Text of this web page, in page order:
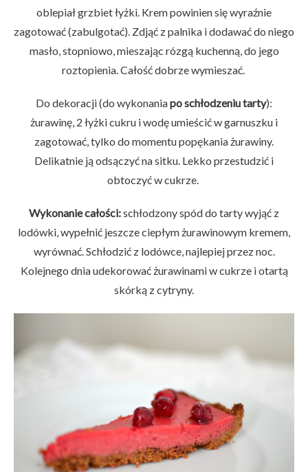
oblepiał grzbiet łyżki. Krem powinien się wyraźnie
zagotować (zabulgotać). Zdjąć z palnika i dodawać do niego
masło, stopniowo, mieszając rózgą kuchenną, do jego
roztopienia. Całość dobrze wymieszać.
Do dekoracji (do wykonaniapo schłodzeniu tarty):
żurawinę, 2 łyżki cukru i wodę umieścić w garnuszku i
zagotować, tylko do momentu popękania żurawiny.
Delikatnie ją odsączyć na sitku. Lekko przestudzić i
obtoczyć w cukrze.
Wykonanie całości:schłodzony spód do tarty wyjąć z
lodówki, wypełnić jeszcze ciepłym żurawinowym kremem,
wyrównać. Schłodzić z lodówce, najlepiej przez noc.
Kolejnego dnia udekorować żurawinami w cukrze i otartą
skórką z cytryny.